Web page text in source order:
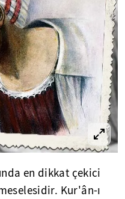
en dikkat çekici
Kur'ân-ı